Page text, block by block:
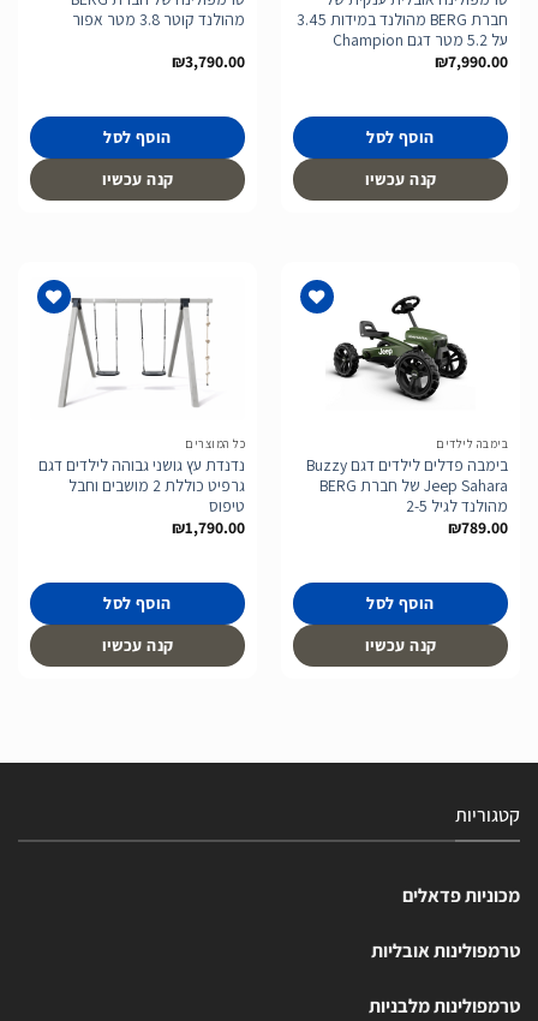
חברת BERG מהולנד במידות 3.45
על 5.2 מטר דגם Champion
₪7,990.00
הוסף לסל
קנה עכשיו
מהולנד קוטר 3.8 מטר אפור
₪3,790.00
הוסף לסל
קנה עכשיו
בימבה לילדים
בימבה פדלים לילדים דגם Buzzy
Jeep Sahara של חברת BERG
מהולנד לגיל 2-5
₪789.00
הוסף לסל
קנה עכשיו
לרשימת
המשאלות
כל המוצרים
נדנדת עץ גושני גבוהה לילדים דגם
גרפיט כוללת 2 מושבים וחבל
טיפוס
₪1,790.00
הוסף לסל
קנה עכשיו
קטגוריות
מכוניות פדאלים
טרמפולינות אובליות
טרמפולינות מלבניות